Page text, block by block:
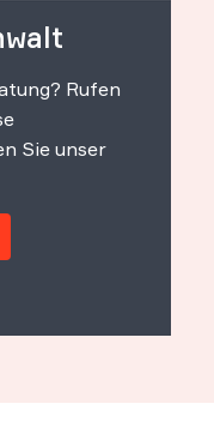
Rufen
Sie unser